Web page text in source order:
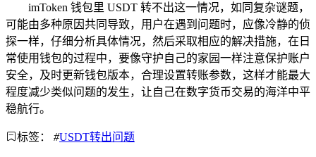
imToken 钱包里 USDT 转不出这一情况，如同复杂谜题，
可能由多种原因共同导致，用户在遇到问题时，应像冷静的侦
探一样，仔细分析具体情况，然后采取相应的解决措施，在日
常使用钱包的过程中，要像守护自己的家园一样注意保护账户
安全，及时更新钱包版本，合理设置转账参数，这样才能最大
程度减少类似问题的发生，让自己在数字货币交易的海洋中平
稳航行。
标签： #USDT转出问题